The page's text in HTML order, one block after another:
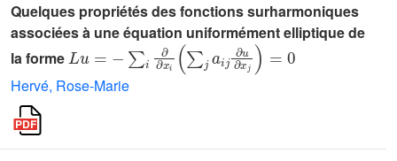
Quelques propriétés des fonctions surharmoniques
associées à une équation uniformément elliptique de
la forme
Lu=-∑i ∂∂xi(∑jaij∂u∂xj)=0
Hervé, Rose-Marie